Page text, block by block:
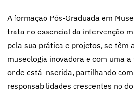
A formação Pós-Graduada em
trata no essencial da intervenção
pela sua prática e projetos, se têm
museologia inovadora e com uma
onde está inserida, partilhando
responsabilidades crescentes no